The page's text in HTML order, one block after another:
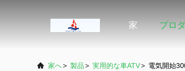
家 プロ
家へ> 製品> 実用的な車ATV> 電気開始